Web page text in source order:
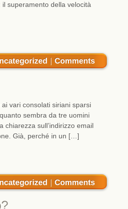
superamento della velocità
vari consolati siriani sparsi
sembra da tre uomini
sull’indirizzo email
Già, perché in un […]